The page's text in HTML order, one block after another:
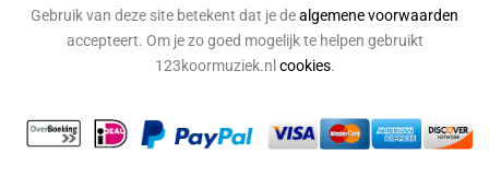
Gebruik van deze site betekent dat je dealgemene voorwaarden
accepteert. Om je zo goed mogelijk te helpen gebruikt
123koormuziek.nl cookies.